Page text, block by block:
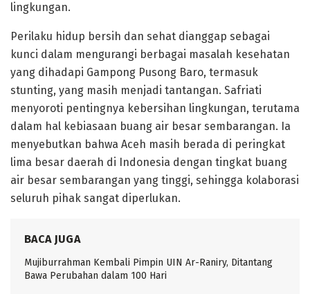
lingkungan.
Perilaku hidup bersih dan sehat dianggap sebagai
kunci dalam mengurangi berbagai masalah kesehatan
yang dihadapi Gampong Pusong Baro, termasuk
stunting, yang masih menjadi tantangan. Safriati
menyoroti pentingnya kebersihan lingkungan, terutama
dalam hal kebiasaan buang air besar sembarangan. Ia
menyebutkan bahwa Aceh masih berada di peringkat
lima besar daerah di Indonesia dengan tingkat buang
air besar sembarangan yang tinggi, sehingga kolaborasi
seluruh pihak sangat diperlukan.
BACA JUGA
Mujiburrahman Kembali Pimpin UIN Ar-Raniry, Ditantang
Bawa Perubahan dalam 100 Hari